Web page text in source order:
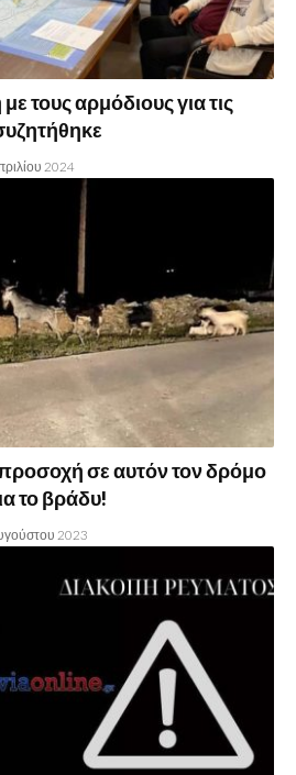
τους αρμόδιους για τις
2024
σε αυτόν τον δρόμο
το βράδυ!
2023